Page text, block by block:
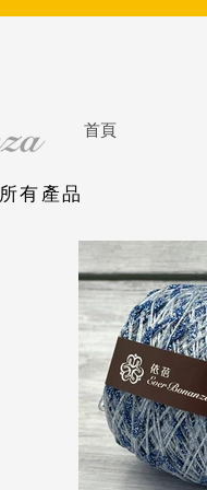
首頁
所有產品